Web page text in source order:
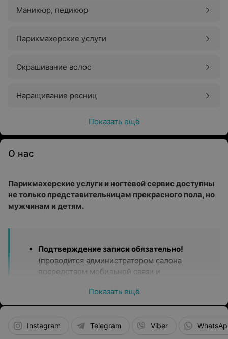
Маникюр, педикюр
Парикмахерские услуги
Окрашивание волос
Наращивание ресниц
Показать ещё
О нас
Парикмахерские услуги и ногтевой сервис доступны
не только представительницам прекрасного пола, но
мужчинам и детям.
Подтверждение записи обязательно!
(проводится администратором салона
посредством мобильной связи и
В случае неподтверждения — запись
отменяется!
Показать ещё
Instagram Telegram Viber